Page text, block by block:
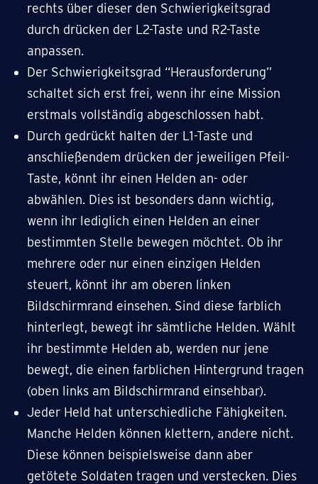
rechts über dieser den Schwierigkeitsgrad
durch drücken der L2-Taste und R2-Taste
anpassen.
Der Schwierigkeitsgrad “Herausforderung”
schaltet sich erst frei, wenn ihr eine Mission
erstmals vollständig abgeschlossen habt.
Durch gedrückt halten der L1-Taste und
anschließendem drücken der jeweiligen Pfeil-
Taste, könnt ihr einen Helden an- oder
abwählen. Dies ist besonders dann wichtig,
wenn ihr lediglich einen Helden an einer
bestimmten Stelle bewegen möchtet. Ob ihr
mehrere oder nur einen einzigen Helden
steuert, könnt ihr am oberen linken
Bildschirmrand einsehen. Sind diese farblich
hinterlegt, bewegt ihr sämtliche Helden. Wählt
ihr bestimmte Helden ab, werden nur jene
bewegt, die einen farblichen Hintergrund tragen
(oben links am Bildschirmrand einsehbar).
Jeder Held hat unterschiedliche Fähigkeiten.
Manche Helden können klettern, andere nicht.
Diese können beispielsweise dann aber
getötete Soldaten tragen und verstecken. Dies